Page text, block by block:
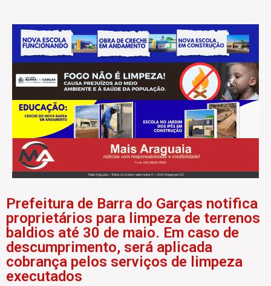
Prefeitura de Barra do Garças notifica
proprietários para limpeza de terrenos
baldios até 30 de maio. Em caso de
descumprimento, será aplicada
cobrança pelos serviços de limpeza
executados